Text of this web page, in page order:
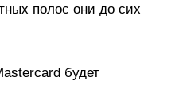
полос они до сих
будет